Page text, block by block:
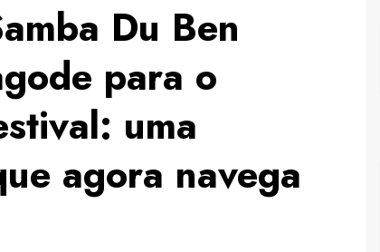
Du Ben
para o
uma
agora navega